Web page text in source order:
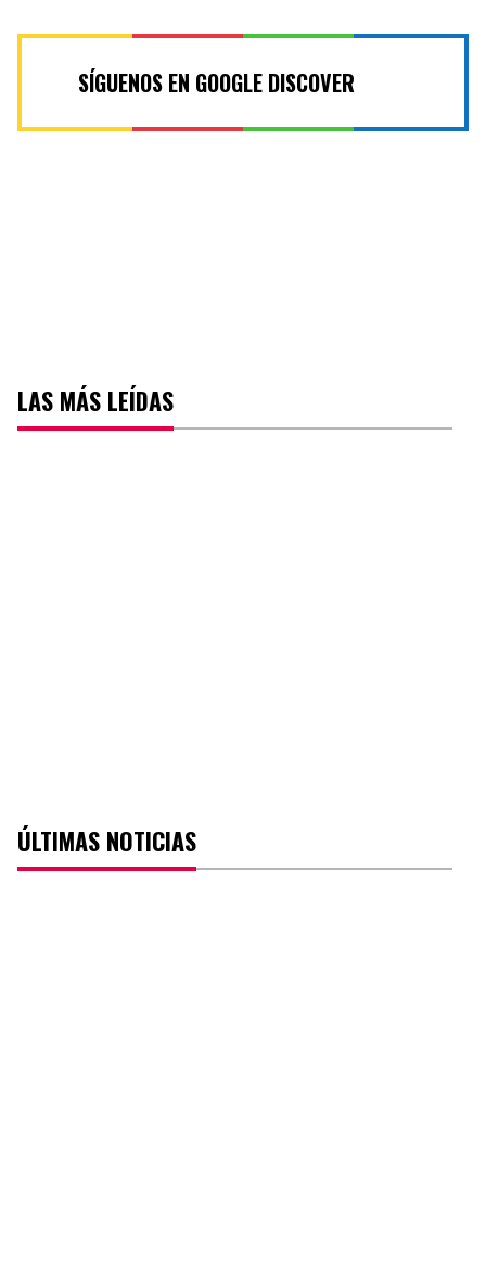
SÍGUENOS EN GOOGLE DISCOVER
LAS MÁS LEÍDAS
ÚLTIMAS NOTICIAS